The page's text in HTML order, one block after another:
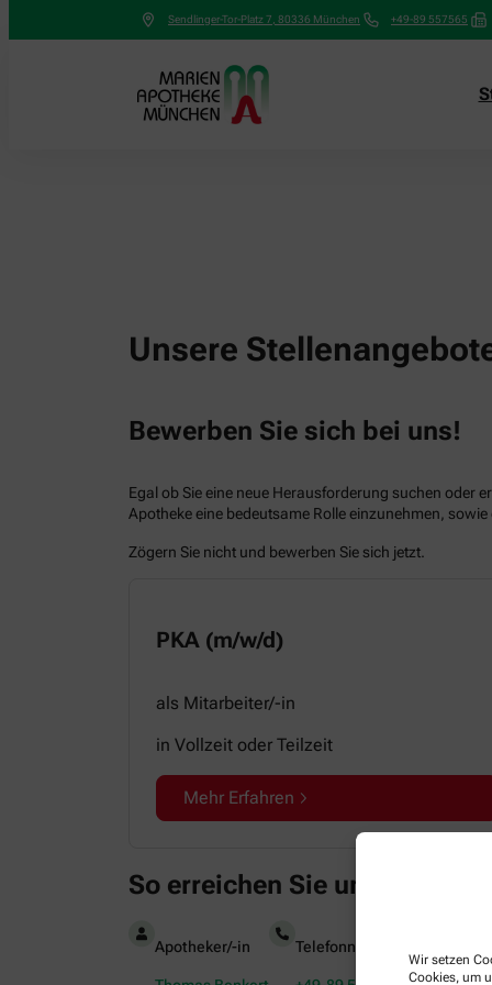
Wir setzen
Cookies, um
Sendlinger-Tor-Platz 7 80336 München +49-89 557565
Unsere
Bewerben Sie sich bei uns!
Egal ob Sie eine neue Herausforderung suchen oder
Apotheke eine bedeutsame Rolle einzunehmen,
Zögern Sie nicht und bewerben Sie sich jetzt.
PKA (m/w/d)
als Mitarbeiter/-in
in Vollzeit oder Teilzeit
Mehr Erfahren
So erreichen Sie uns
Apotheker/-in Telefonnummer